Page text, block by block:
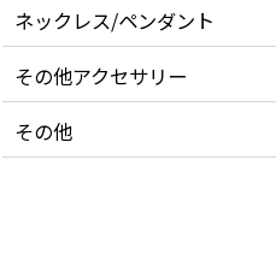
ネックレス/ペンダント
その他アクセサリー
その他